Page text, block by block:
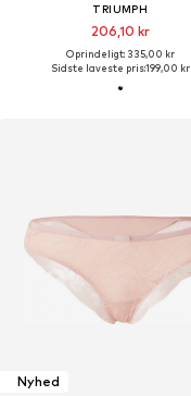
TRIUMPH
206,10 kr
Oprindeligt: 335,00 kr
Sidste laveste pris:199,00 kr
Nyhed